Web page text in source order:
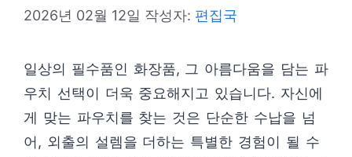
2026년 02월 12일 작성자: 편집국
일상의 필수품인 화장품, 그 아름다움을 담는 파
우치 선택이 더욱 중요해지고 있습니다. 자신에
게 맞는 파우치를 찾는 것은 단순한 수납을 넘
어, 외출의 설렘을 더하는 특별한 경험이 될 수